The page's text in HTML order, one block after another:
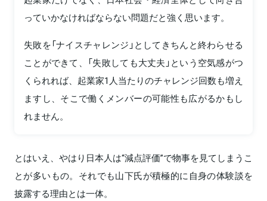
っていかなければならない問題だと強く思います。
失敗を「ナイスチャレンジ」としてきちんと終わらせる
ことができて、「失敗しても大丈夫」という空気感がつ
くられれば、起業家1人当たりのチャレンジ回数も増え
ますし、そこで働くメンバーの可能性も広がるかもし
れません。
とはいえ、やはり日本人は“減点評価”で物事を見てしまうこ
とが多いもの。それでも山下氏が積極的に自身の体験談を
披露する理由とは一体。